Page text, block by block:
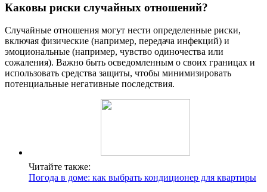
Каковы риски случайных отношений?
Случайные отношения могут нести определенные риски,
включая физические (например, передача инфекций) и
эмоциональные (например, чувство одиночества или
сожаления). Важно быть осведомленным о своих границах и
использовать средства защиты, чтобы минимизировать
потенциальные негативные последствия.
Читайте также:
Погода в доме: как выбрать кондиционер для квартиры